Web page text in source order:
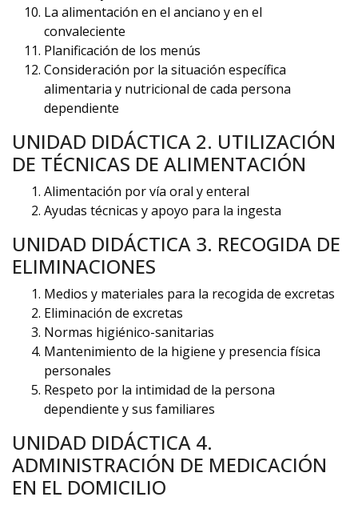
La alimentación en el anciano y en el
convaleciente
Planificación de los menús
Consideración por la situación específica
alimentaria y nutricional de cada persona
dependiente
UNIDAD DIDÁCTICA 2. UTILIZACIÓN
DE TÉCNICAS DE ALIMENTACIÓN
Alimentación por vía oral y enteral
Ayudas técnicas y apoyo para la ingesta
UNIDAD DIDÁCTICA 3. RECOGIDA DE
ELIMINACIONES
Medios y materiales para la recogida de excretas
Eliminación de excretas
Normas higiénico-sanitarias
Mantenimiento de la higiene y presencia física
personales
Respeto por la intimidad de la persona
dependiente y sus familiares
UNIDAD DIDÁCTICA 4.
ADMINISTRACIÓN DE MEDICACIÓN
EN EL DOMICILIO